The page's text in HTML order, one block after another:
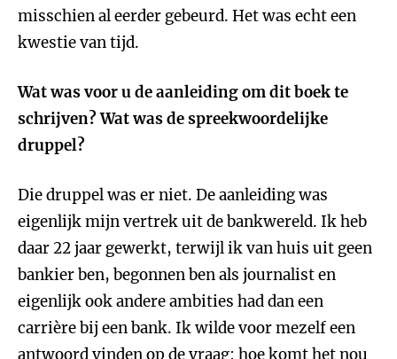
misschien al eerder gebeurd. Het was echt een
kwestie van tijd.
Wat was voor u de aanleiding om dit boek te
schrijven? Wat was de spreekwoordelijke
druppel?
Die druppel was er niet. De aanleiding was
eigenlijk mijn vertrek uit de bankwereld. Ik heb
daar 22 jaar gewerkt, terwijl ik van huis uit geen
bankier ben, begonnen ben als journalist en
eigenlijk ook andere ambities had dan een
carrière bij een bank. Ik wilde voor mezelf een
antwoord vinden op de vraag: hoe komt het nou